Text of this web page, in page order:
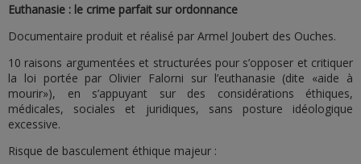
Euthanasie : le crime parfait sur ordonnance
Documentaire produit et réalisé par Armel Joubert des Ouches.
10 raisons argumentées et structurées pour s’opposer et critiquer
la loi portée par Olivier Falorni sur l’euthanasie (dite «aide à
mourir»), en s’appuyant sur des considérations éthiques,
médicales, sociales et juridiques, sans posture idéologique
excessive.
Risque de basculement éthique majeur :